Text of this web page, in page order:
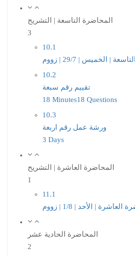
المحاضرة التاسعة | التشريح
3
10.1
| الخميس | 29/7 | زووم
10.2
تقييم رقم سبعة
18 Minutes18 Questions
10.3
ورشة عمل رقم اربعة
3 Days
المحاضرة العاشرة | التشريح
1
11.1
العاشرة | الأحد | 1/8 | زووم
المحاضرة الحادية عشر
2